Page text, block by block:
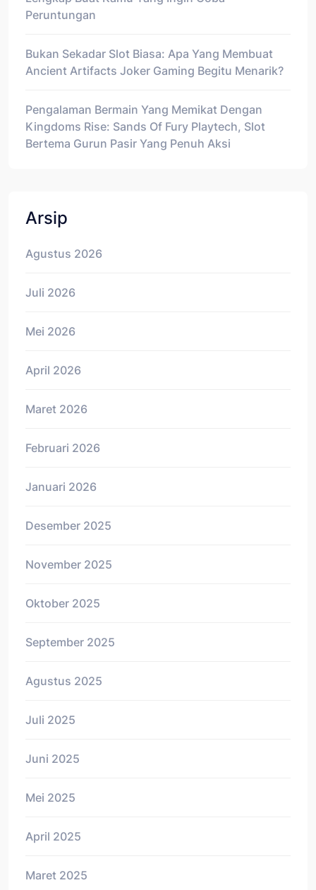
Peruntungan
Bukan Sekadar Slot Biasa: Apa Yang Membuat
Ancient Artifacts Joker Gaming Begitu Menarik?
Pengalaman Bermain Yang Memikat Dengan
Kingdoms Rise: Sands Of Fury Playtech, Slot
Bertema Gurun Pasir Yang Penuh Aksi
Arsip
Agustus 2026
Juli 2026
Mei 2026
April 2026
Maret 2026
Februari 2026
Januari 2026
Desember 2025
November 2025
Oktober 2025
September 2025
Agustus 2025
Juli 2025
Juni 2025
Mei 2025
April 2025
Maret 2025